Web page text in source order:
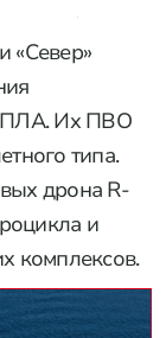
«Север»
Их ПВО
типа.
дрона R-
и
комплексов.